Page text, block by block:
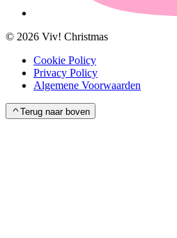
© 2026 Viv! Christmas
Cookie Policy
Privacy Policy
Algemene Voorwaarden
Terug naar boven